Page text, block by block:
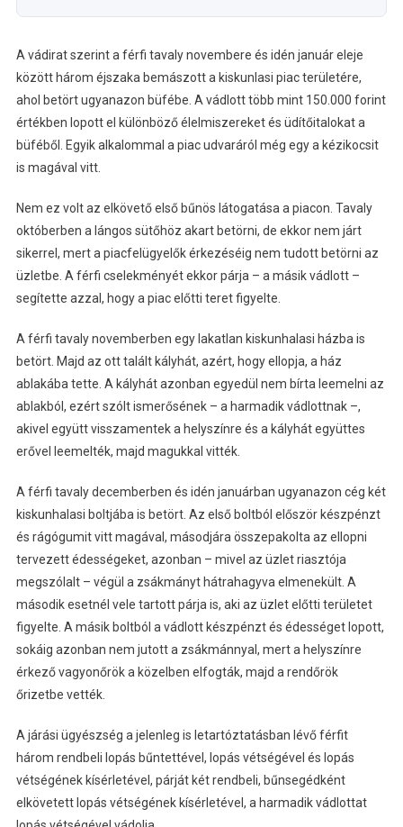
A vádirat szerint a férfi tavaly novembere és idén január eleje
között három éjszaka bemászott a kiskunlasi piac területére,
ahol betört ugyanazon büfébe. A vádlott több mint 150.000 forint
értékben lopott el különböző élelmiszereket és üdítőitalokat a
büféből. Egyik alkalommal a piac udvaráról még egy a kézikocsit
is magával vitt.
Nem ez volt az elkövető első bűnös látogatása a piacon. Tavaly
októberben a lángos sütőhöz akart betörni, de ekkor nem járt
sikerrel, mert a piacfelügyelők érkezéséig nem tudott betörni az
üzletbe. A férfi cselekményét ekkor párja – a másik vádlott –
segítette azzal, hogy a piac előtti teret figyelte.
A férfi tavaly novemberben egy lakatlan kiskunhalasi házba is
betört. Majd az ott talált kályhát, azért, hogy ellopja, a ház
ablakába tette. A kályhát azonban egyedül nem bírta leemelni az
ablakból, ezért szólt ismerősének – a harmadik vádlottnak –,
akivel együtt visszamentek a helyszínre és a kályhát együttes
erővel leemelték, majd magukkal vitték.
A férfi tavaly decemberben és idén januárban ugyanazon cég két
kiskunhalasi boltjába is betört. Az első boltból először készpénzt
és rágógumit vitt magával, másodjára összepakolta az ellopni
tervezett édességeket, azonban – mivel az üzlet riasztója
megszólalt – végül a zsákmányt hátrahagyva elmenekült. A
második esetnél vele tartott párja is, aki az üzlet előtti területet
figyelte. A másik boltból a vádlott készpénzt és édességet lopott,
sokáig azonban nem jutott a zsákmánnyal, mert a helyszínre
érkező vagyonőrök a közelben elfogták, majd a rendőrök
őrizetbe vették.
A járási ügyészség a jelenleg is letartóztatásban lévő férfit
három rendbeli lopás bűntettével, lopás vétségével és lopás
vétségének kísérletével, párját két rendbeli, bűnsegédként
elkövetett lopás vétségének kísérletével, a harmadik vádlottat